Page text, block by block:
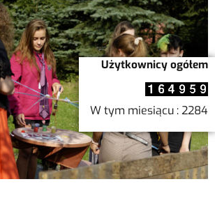
Użytkownicy ogółem
W tym miesiącu : 2284